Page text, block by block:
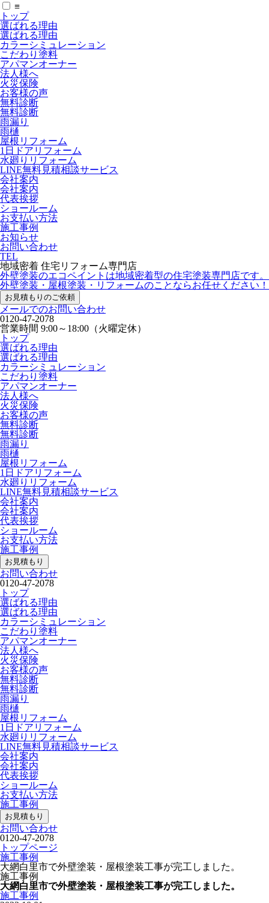
≡
トップ
選ばれる理由
選ばれる理由
カラーシミュレーション
こだわり塗料
アパマンオーナー
法人様へ
火災保険
お客様の声
無料診断
無料診断
雨漏り
雨樋
屋根リフォーム
1日ドアリフォーム
水廻りリフォーム
LINE無料見積相談サービス
会社案内
会社案内
代表挨拶
ショールーム
お支払い方法
施工事例
お知らせ
お問い合わせ
TEL
地域密着 住宅リフォーム専門店
外壁塗装のエコペイントは地域密着型の住宅塗装専門店です。
外壁塗装・屋根塗装・リフォームのことならお任せください！
お見積もりのご依頼
メールでのお問い合わせ
0120-47-2078
営業時間 9:00～18:00（火曜定休）
トップ
選ばれる理由
選ばれる理由
カラーシミュレーション
こだわり塗料
アパマンオーナー
法人様へ
火災保険
お客様の声
無料診断
無料診断
雨漏り
雨樋
屋根リフォーム
1日ドアリフォーム
水廻りリフォーム
LINE無料見積相談サービス
会社案内
会社案内
代表挨拶
ショールーム
お支払い方法
施工事例
お見積もり
お問い合わせ
0120-47-2078
トップ
選ばれる理由
選ばれる理由
カラーシミュレーション
こだわり塗料
アパマンオーナー
法人様へ
火災保険
お客様の声
無料診断
無料診断
雨漏り
雨樋
屋根リフォーム
1日ドアリフォーム
水廻りリフォーム
LINE無料見積相談サービス
会社案内
会社案内
代表挨拶
ショールーム
お支払い方法
施工事例
お見積もり
お問い合わせ
0120-47-2078
トップページ
施工事例
大網白里市で外壁塗装・屋根塗装工事が完工しました。
施工事例
大網白里市で外壁塗装・屋根塗装工事が完工しました。
施工事例